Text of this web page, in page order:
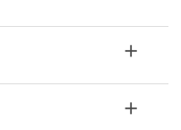
add
add